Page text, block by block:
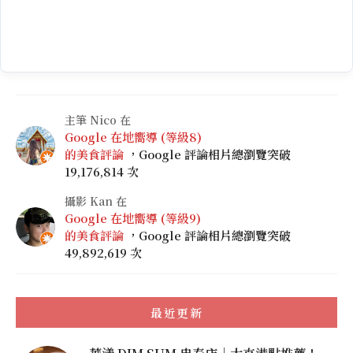
主筆 Nico 在
Google 在地嚮導 (等級8)
的美食評論 ，Google 評論相片總瀏覽突破
19,176,814 次
攝影 Kan 在
Google 在地嚮導 (等級9)
的美食評論 ，Google 評論相片總瀏覽突破
49,892,619 次
最近更新